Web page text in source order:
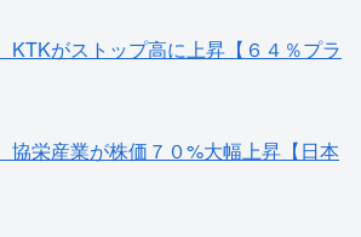
がストップ高に上昇【６４％プラ
栄産業が株価７０%大幅上昇【日本